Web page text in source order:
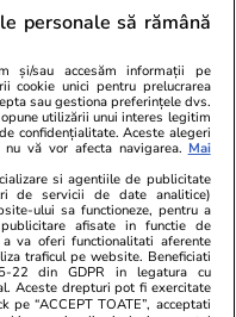
Sitemap
Locuri de muncă
Imobiliare.ro
Jobradar24
Imoradar24
Colecții Libertatea
personale să rămână
și/sau accesăm informații pe
cookie unici pentru prelucrarea
sau gestiona preferințele dvs.
utilizării unui interes legitim
confidențialitate. Aceste alegeri
vă vor afecta navigarea. Mai
si agentiile de publicitate
de servicii de date analitice)
ului sa functioneze, pentru a
afisate in functie de
va oferi functionalitati aferente
traficul pe website. Beneficiati
22 din GDPR in legatura cu
Aceste drepturi pot fi exercitate
pe “ACCEPT TOATE”, acceptati